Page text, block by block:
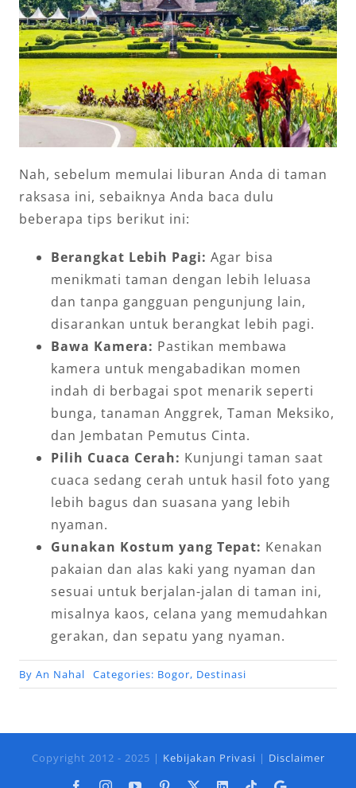
Nah, sebelum memulai liburan Anda di taman
raksasa ini, sebaiknya Anda baca dulu
beberapa tips berikut ini:
Berangkat Lebih Pagi: Agar bisa
menikmati taman dengan lebih leluasa
dan tanpa gangguan pengunjung lain,
disarankan untuk berangkat lebih pagi.
Bawa Kamera: Pastikan membawa
kamera untuk mengabadikan momen
indah di berbagai spot menarik seperti
bunga, tanaman Anggrek, Taman Meksiko,
dan Jembatan Pemutus Cinta.
Pilih Cuaca Cerah: Kunjungi taman saat
cuaca sedang cerah untuk hasil foto yang
lebih bagus dan suasana yang lebih
nyaman.
Gunakan Kostum yang Tepat: Kenakan
pakaian dan alas kaki yang nyaman dan
sesuai untuk berjalan-jalan di taman ini,
misalnya kaos, celana yang memudahkan
gerakan, dan sepatu yang nyaman.
By An Nahal Categories: Bogor, Destinasi
Copyright 2012 - 2025 | Kebijakan Privasi | Disclaimer
FacebookInstagramYouTubePinterest LinkedIn
TiktokGoogle